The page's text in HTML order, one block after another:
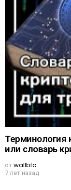
Терминология
или словарь
отwallbtc
7 лет назад